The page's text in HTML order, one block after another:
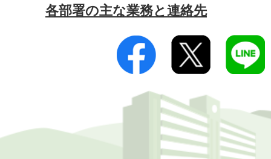
各部署の主な業務と連絡先